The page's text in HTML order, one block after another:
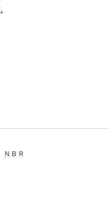
ＮＢＲ